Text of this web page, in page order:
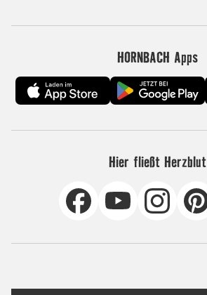
HORNBACH Apps
Hier fließt Herzblut